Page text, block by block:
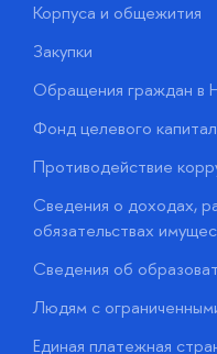
Корпуса и общежития
Закупки
Обращения граждан
Фонд целевого
Противодействие
Сведения о доходах,
обязательствах
Сведения об
Людям с
Единая платежная